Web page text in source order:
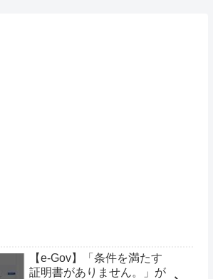
【e-Gov】「条件を満たす
証明書がありません。」が